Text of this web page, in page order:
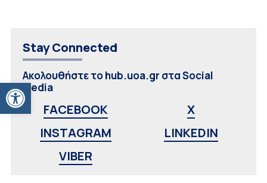
Ανοίξτε τη γραμμή εργαλείων
Stay Connected
Ακολουθήστε το hub.uoa.gr στα Social
Media
FACEBOOK
X
INSTAGRAM
LINKEDIN
VIBER